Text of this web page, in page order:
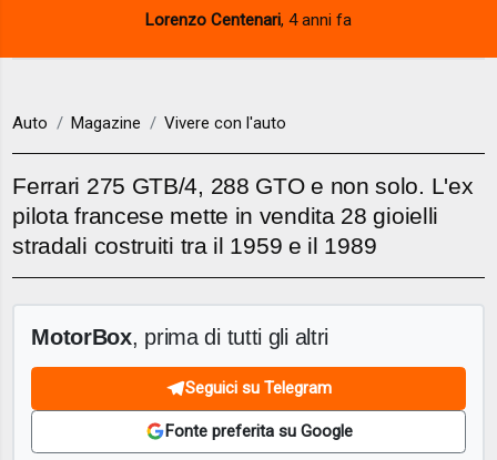
Lorenzo Centenari, 4 anni fa
Auto Magazine Vivere con l'auto
Ferrari 275 GTB/4, 288 GTO e non solo. L'ex
pilota francese mette in vendita 28 gioielli
stradali costruiti tra il 1959 e il 1989
MotorBox, prima di tutti gli altri
Seguici su Telegram
Fonte preferita su Google